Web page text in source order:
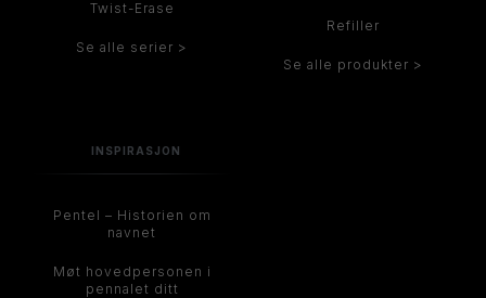
Twist-Erase
Se alle serier >
Refiller
Se alle produkter >
INSPIRASJON
Pentel – Historien om
navnet
Møt hovedpersonen i
pennalet ditt